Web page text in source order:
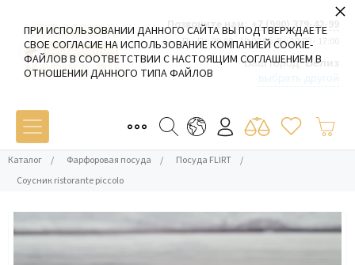
Позвоните нам: +7 (980) 379-42-99
Пн-Пт: 09:00 - 19:00 Сб-Вс: 10:00 - 17:00
Ваш город:Белиз
Каталог / Фарфоровая посуда / Посуда FLIRT
/
Соусник ristorante piccolo
ПРИ ИСПОЛЬЗОВАНИИ ДАННОГО САЙТА ВЫ ПОДТВЕРЖДАЕТЕ
СВОЕ СОГЛАСИЕ НА ИСПОЛЬЗОВАНИЕ КОМПАНИЕЙ COOKIE-
ФАЙЛОВ В СООТВЕТСТВИИ С НАСТОЯЩИМ СОГЛАШЕНИЕМ В
ОТНОШЕНИИ ДАННОГО ТИПА ФАЙЛОВ
×